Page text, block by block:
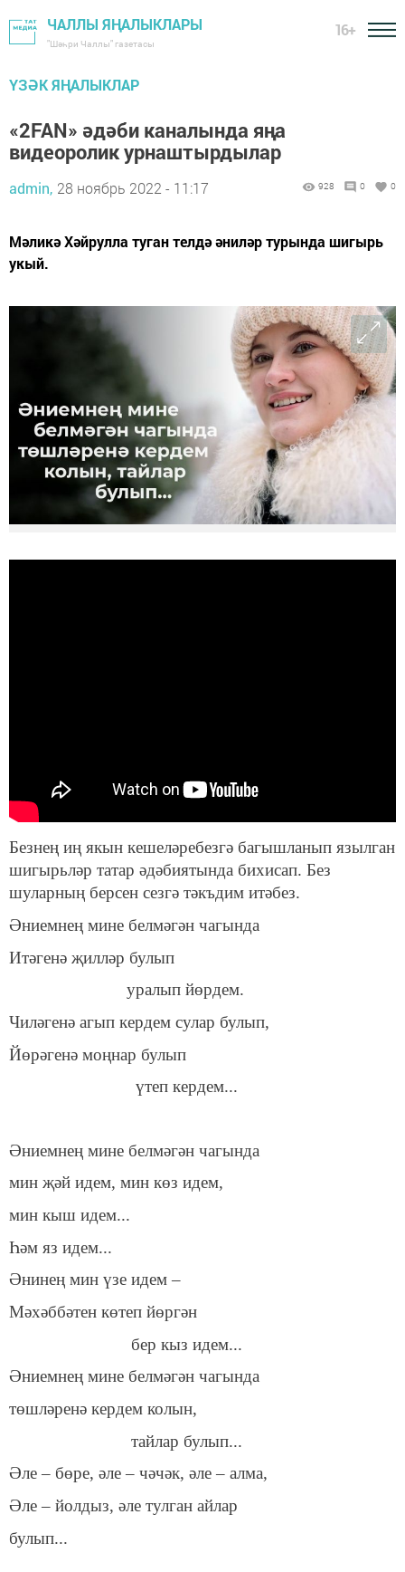
ЧАЛЛЫ ЯҢАЛЫКЛАРЫ
"Шәһри Чаллы" газетасы
16+
ҮЗӘК ЯҢАЛЫКЛАР
«2FAN» әдәби каналында яңа
видеоролик урнаштырдылар
admin, 28 ноябрь 2022 - 11:17 928 0 0
Мәликә Хәйрулла туган телдә әниләр турында шигырь
укый.
Безнең иң якын кешеләребезгә багышланып язылган
шигырьләр татар әдәбиятында бихисап. Без
шуларның берсен сезгә тәкъдим итәбез.
Әниемнең мине белмәгән чагында
Итәгенә җилләр булып
уралып йөрдем.
Чиләгенә агып кердем сулар булып,
Йөрәгенә моңнар булып
үтеп кердем...
Әниемнең мине белмәгән чагында
мин җәй идем, мин көз идем,
мин кыш идем...
Һәм яз идем...
Әнинең мин үзе идем –
Мәхәббәтен көтеп йөргән
бер кыз идем...
Әниемнең мине белмәгән чагында
төшләренә кердем колын,
тайлар булып...
Әле – бөре, әле – чәчәк, әле – алма,
Әле – йолдыз, әле тулган айлар
булып...